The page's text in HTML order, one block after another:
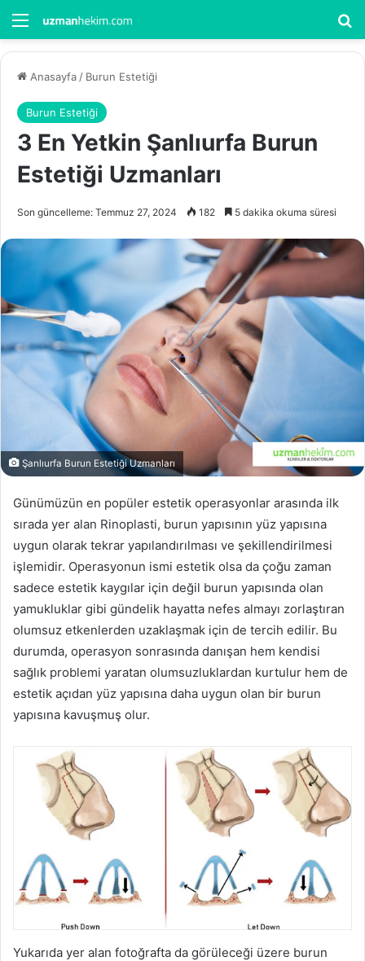
Menü
Anasayfa / Burun Estetiği
Burun Estetiği
3 En Yetkin Şanlıurfa Burun
Estetiği Uzmanları
Son güncelleme: Temmuz 27, 2024 182 5 dakika okuma süresi
Şanlıurfa Burun Estetiği Uzmanları
Günümüzün en popüler estetik operasyonlar arasında ilk
sırada yer alan Rinoplasti, burun yapısının yüz yapısına
uygun olarak tekrar yapılandırılması ve şekillendirilmesi
işlemidir. Operasyonun ismi estetik olsa da çoğu zaman
sadece estetik kaygılar için değil burun yapısında olan
yamukluklar gibi gündelik hayatta nefes almayı zorlaştıran
olumsuz etkenlerden uzaklaşmak için de tercih edilir. Bu
durumda, operasyon sonrasında danışan hem kendisi
sağlık problemi yaratan olumsuzluklardan kurtulur hem de
estetik açıdan yüz yapısına daha uygun olan bir burun
yapısına kavuşmuş olur.
Yukarıda yer alan fotoğrafta da görüleceği üzere burun